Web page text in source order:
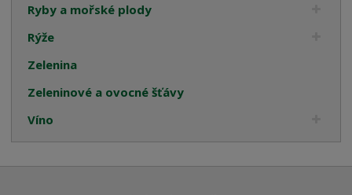
Ryby a mořské plody
Rýže
Zelenina
Zeleninové a ovocné šťávy
Víno